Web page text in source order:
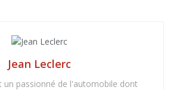
Jean Leclerc
un passionné de l'automobile dont